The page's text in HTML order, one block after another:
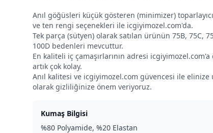
Anıl göğüsleri küçük gösteren (minimizer)
ve ten rengi seçenekleri ile icgiyimozel.com'da.
Tek parça (sütyen) olarak satılan ürünün 75B, 75C,
100D bedenleri mevcuttur.
En kaliteli iç çamaşırlarının adresi
artık çok kolay.
Anıl kalitesi ve icgiyimozel.com güvencesi ile
olarak gizliliğinize önem veriyoruz.
Kumaş Bilgisi
%80 Polyamide, %20 Elastan